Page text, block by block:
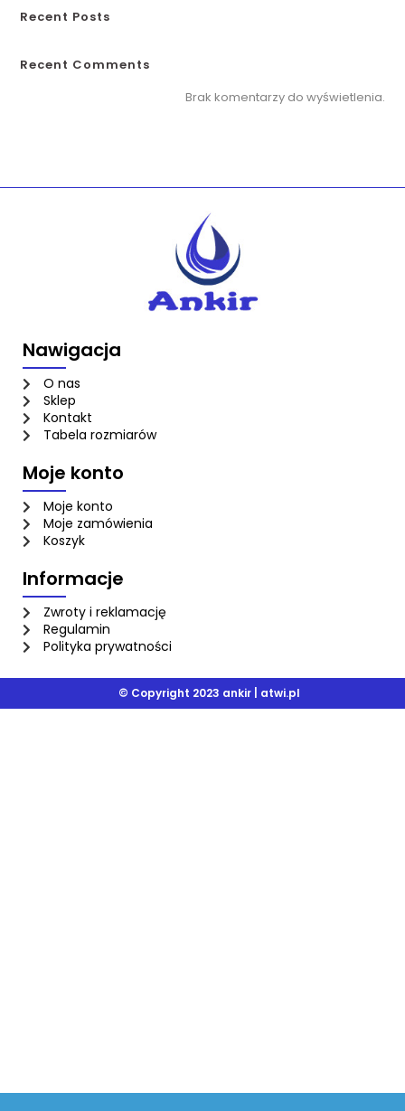
Recent Posts
Recent Comments
Brak komentarzy do wyświetlenia.
Nawigacja
O nas
Sklep
Kontakt
Tabela rozmiarów
Moje konto
Moje konto
Moje zamówienia
Koszyk
Informacje
Zwroty i reklamację
Regulamin
Polityka prywatności
© Copyright 2023 ankir | atwi.pl